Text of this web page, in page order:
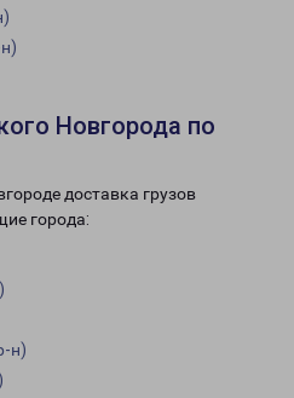
Новгорода по
доставка грузов
города:
н)